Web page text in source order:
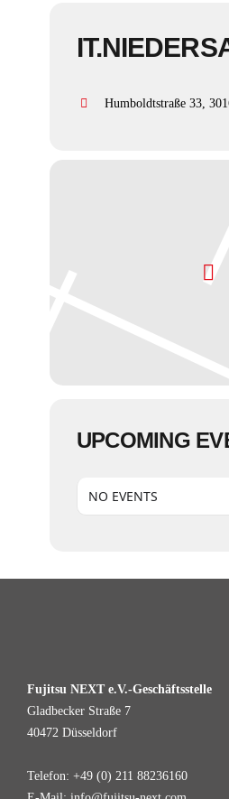
Humboldtstraße 33,
UPCOMING
NO EVENTS
Fujitsu NEXT e.V.-Geschäftsstelle
Gladbecker Straße 7
40472 Düsseldorf
Telefon: +49 (0) 211 88236160